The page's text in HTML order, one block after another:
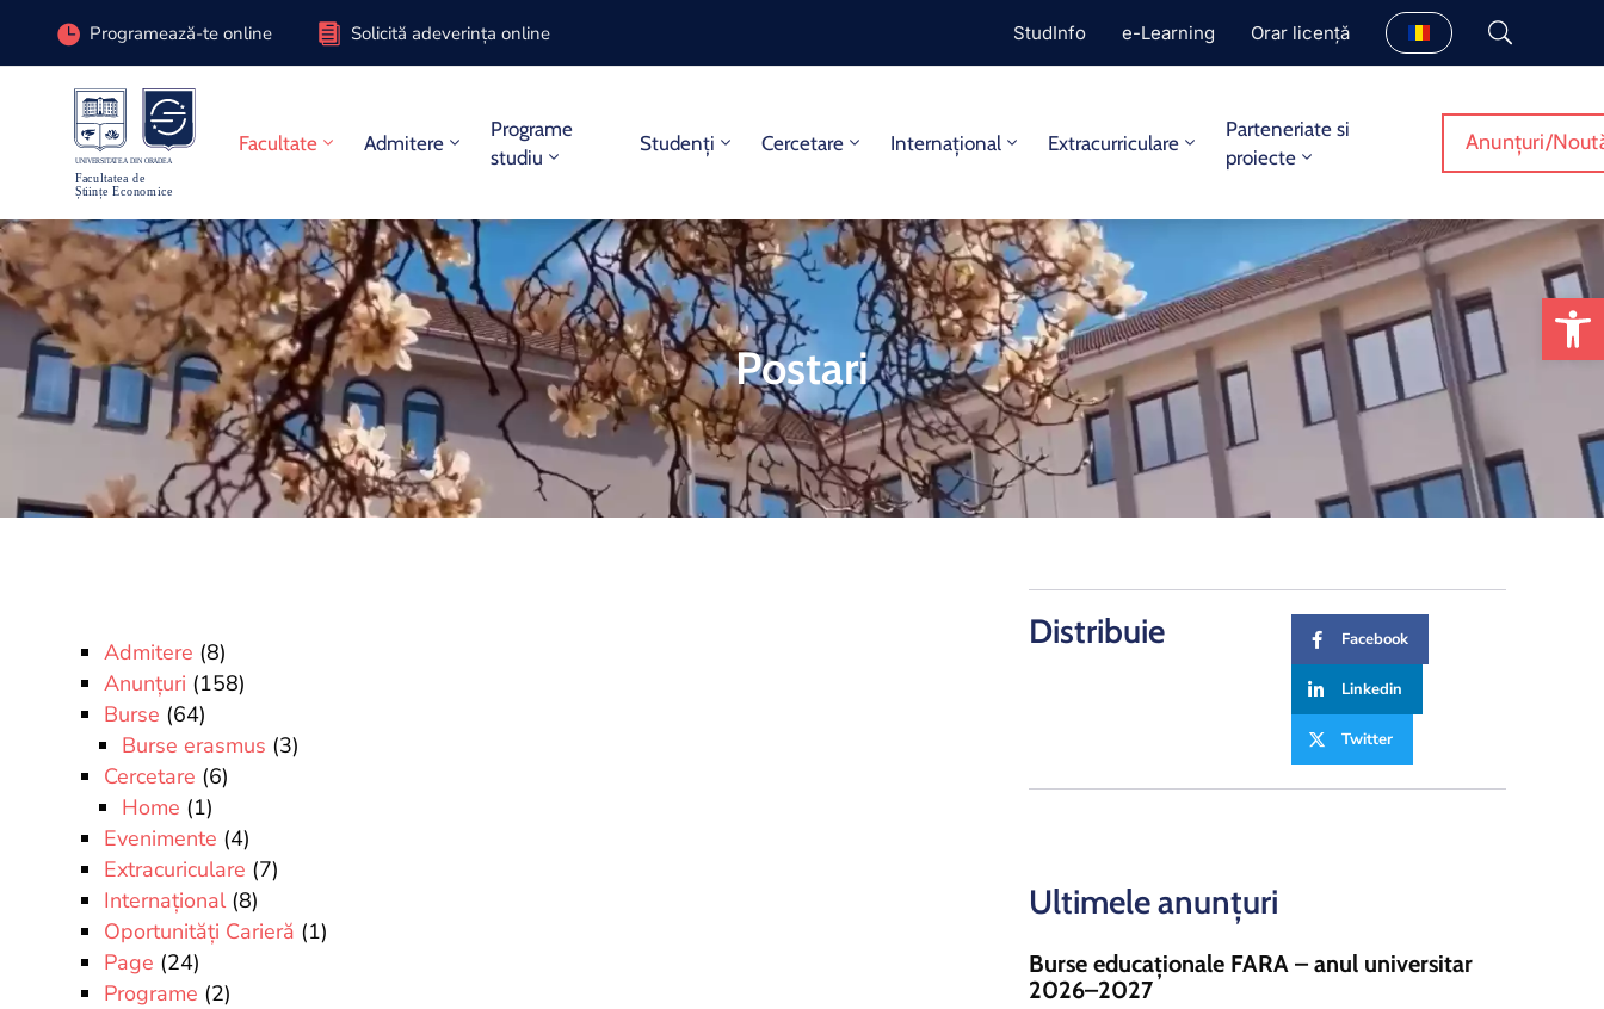
Programează-te online Solicită adeverința online StudInfo e-Learning Orar licență
Facultate Admitere
Programe
studiu
Studenți Cercetare Internațional Extracurriculare
Parteneriate si
proiecte
Anunțuri/
Postari
Admitere (8)
Anunțuri (158)
Burse (64)
Burse erasmus (3)
Cercetare (6)
Home (1)
Evenimente (4)
Extracuriculare (7)
Internațional(8)
Oportunități Carieră (1)
Page (24)
Programe (2)
Distribuie Facebook
Linkedin
Twitter
Ultimele anunțuri
Burse educaționale FARA – anul universitar
2026–2027